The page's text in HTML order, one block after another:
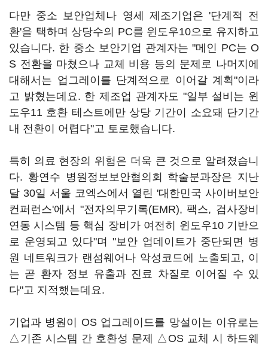
다만 중소 보안업체나 영세 제조기업은 '단계적 전
환'을 택하며 상당수의 PC를 윈도우10으로 유지하고
있습니다. 한 중소 보안기업 관계자는 "메인 PC는 O
S 전환을 마쳤으나 교체 비용 등의 문제로 나머지에
대해서는 업그레이를 단계적으로 이어갈 계획"이라
고 밝혔는데요. 한 제조업 관계자도 "일부 설비는 윈
도우11 호환 테스트에만 상당 기간이 소요돼 단기간
내 전환이 어렵다"고 토로했습니다.
특히 의료 현장의 위험은 더욱 큰 것으로 알려졌습니
다. 황연수 병원정보보안협의회 학술분과장은 지난
달 30일 서울 코엑스에서 열린 '대한민국 사이버보안
컨퍼런스'에서 "전자의무기록(EMR), 팩스, 검사장비
연동 시스템 등 핵심 장비가 여전히 윈도우10 기반으
로 운영되고 있다"며 "보안 업데이트가 중단되면 병
원 네트워크가 랜섬웨어나 악성코드에 노출되고, 이
는 곧 환자 정보 유출과 진료 차질로 이어질 수 있
다"고 지적했는데요.
기업과 병원이 OS 업그레이드를 망설이는 이유로는
△기존 시스템 간 호환성 문제 △OS 교체 시 하드웨